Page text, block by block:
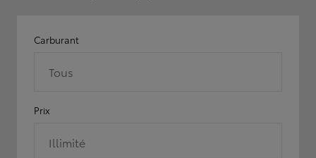
Carburant
Tous
Prix
Illimité